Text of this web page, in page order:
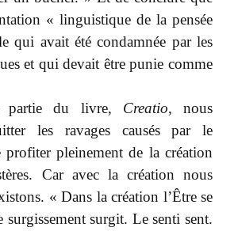
« linguistique de la pensée
qui avait été condamnée par les
et qui devait être punie comme
partie du livre, Creatio, nous
les ravages causés par le
profiter pleinement de la création
Car avec la création nous
« Dans la création l’Être se
surgit. Le senti sent.